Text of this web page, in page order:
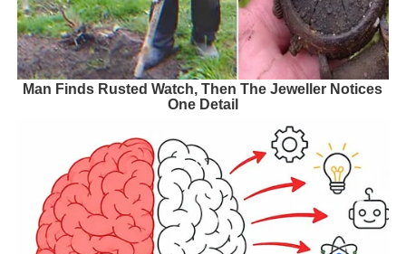
Man Finds Rusted Watch, Then The Jeweller Notices
One Detail